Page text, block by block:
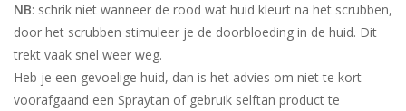
NB: schrik niet wanneer de rood wat huid kleurt na het scrubben,
door het scrubben stimuleer je de doorbloeding in de huid. Dit
trekt vaak snel weer weg.
Heb je een gevoelige huid, dan is het advies om niet te kort
voorafgaand een Spraytan of gebruik selftan product te